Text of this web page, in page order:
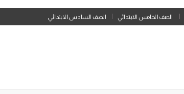
Skip
to
الصف الخامس الابتدائي الصف السادس الابتدائي